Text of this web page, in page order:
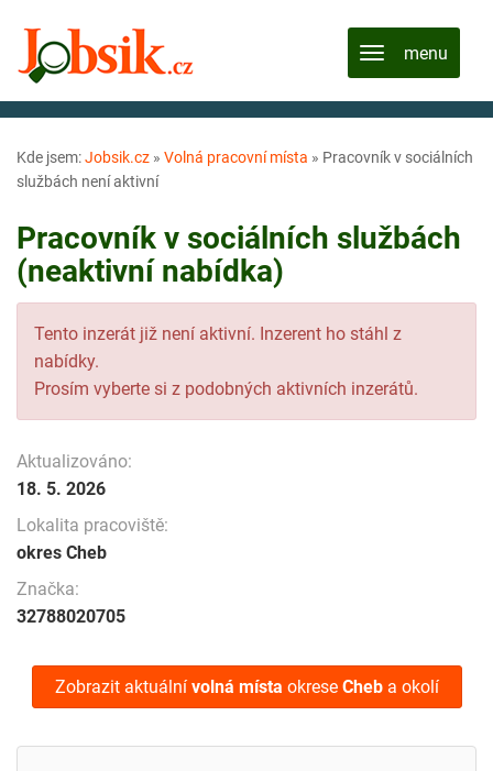
Kde jsem:Jobsik.cz » Volná pracovní místa » Pracovník v sociálních
službách není aktivní
Pracovník v sociálních službách
(neaktivní nabídka)
Tento inzerát již není aktivní. Inzerent ho stáhl z
nabídky.
Prosím vyberte si z podobných aktivních inzerátů.
Aktualizováno:
18. 5. 2026
Lokalita pracoviště:
okres Cheb
Značka:
32788020705
Zobrazit aktuální volná místa okrese Cheba okolí